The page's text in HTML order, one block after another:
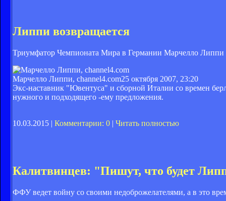
Липпи возвращается
Триумфатор Чемпионата Мира в Германии Марчелло Липпи
Марчелло Липпи, channel4.com25 октября 2007, 23:20
Экс-наставник "Ювентуса" и сборной Италии со времен
нужного и подходящего -ему предложения.
10.03.2015 | Комментарии: 0 | Читать полностью
Калитвинцев: "Пишут, что будет
ФФУ ведет войну со своими недоброжелателями, а в это